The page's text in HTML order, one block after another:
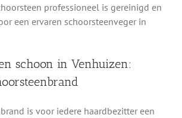
professioneel is gereinigd en
een ervaren schoorsteenveger in
schoon in Venhuizen:
is voor iedere haardbezitter een